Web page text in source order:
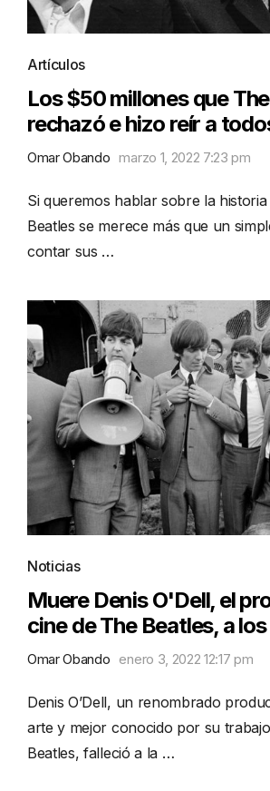
Artículos
Los $50 millones que
rechazó e hizo reír a
Omar Obando marzo 1, 2022 7:23 pm
Si queremos hablar sobre la
Beatles se merece más que un
contar sus …
Noticias
Muere Denis O'Dell, el
cine de The Beatles, a
Omar Obando enero 3, 2022 12:17 pm
Denis O’Dell, un renombrado
arte y mejor conocido por su
Beatles, falleció a la …